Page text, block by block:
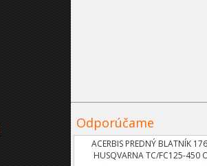
Odporúčame
ACERBIS PREDNÝ BLATNÍK
HUSQVARNA TC/FC125-450